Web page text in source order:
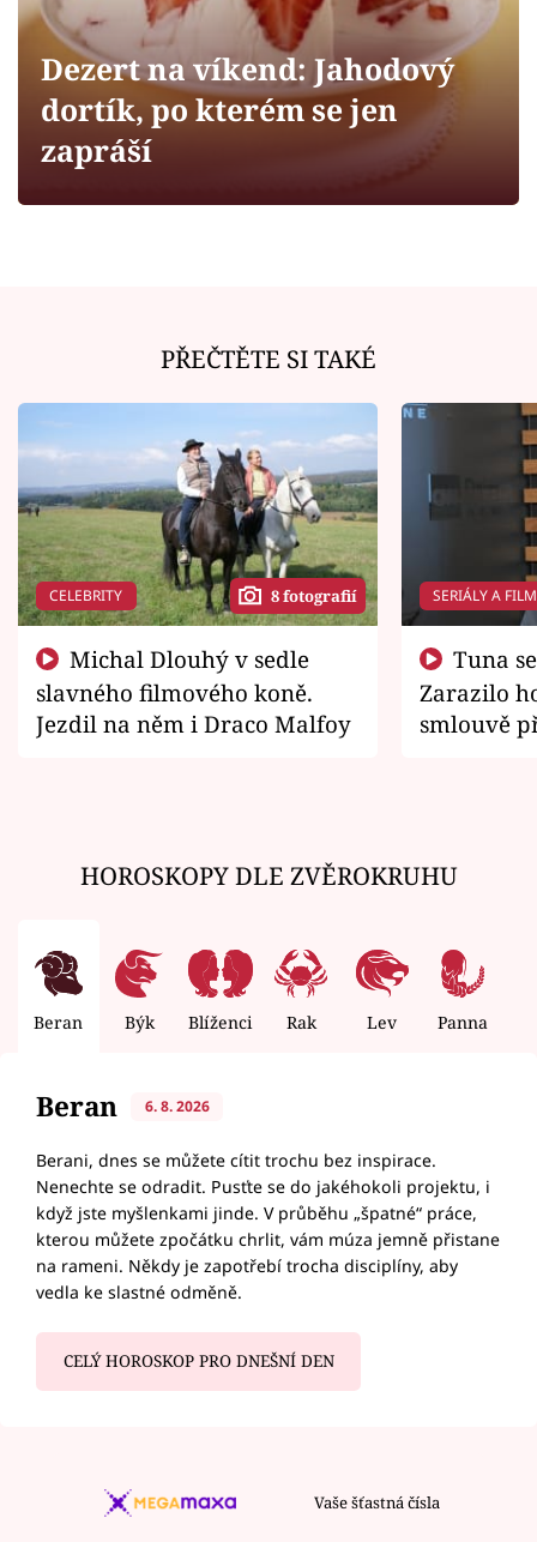
Sledujte prima+
Filmový festival Karlovy Vary
Sledujte nás
Dezert na víkend: Jahodový
dortík, po kterém se jen
zapráší
PŘEČTĚTE SI TAKÉ
CELEBRITY 8 fotografií
slavného filmového koně.
Jezdil na něm i Draco Malfoy
SERIÁLY A
Zarazilo
smlouvě
HOROSKOPY DLE ZVĚROKRUHU
Beran Býk Blíženci Rak Lev Panna
Beran 6. 8. 2026
Berani, dnes se můžete cítit trochu bez inspirace.
Nenechte se odradit. Pusťte se do jakéhokoli projektu, i
když jste myšlenkami jinde. V průběhu „špatné“ práce,
kterou můžete zpočátku chrlit, vám múza jemně přistane
na rameni. Někdy je zapotřebí trocha disciplíny, aby
vedla ke slastné odměně.
CELÝ HOROSKOP PRO DNEŠNÍ DEN
Vaše šťastná čísla